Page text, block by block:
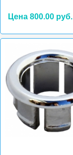
Цена 800.00 руб.